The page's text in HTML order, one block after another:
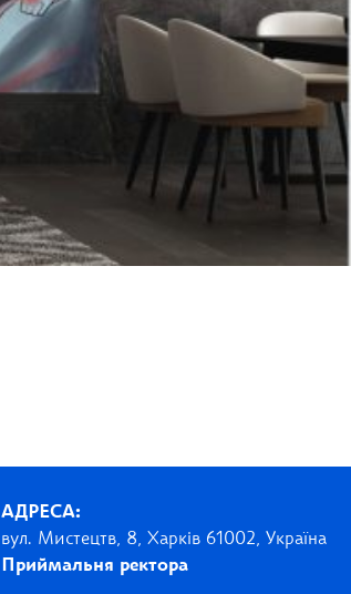
АДРЕСА:
вул. Мистецтв, 8, Харків 61002, Україна
Приймальня ректора